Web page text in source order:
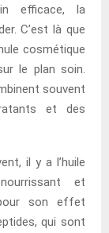
efficace, la
C’est là que
cosmétique
le plan soin.
souvent
et des
il y a l’huile
et
son effet
qui sont